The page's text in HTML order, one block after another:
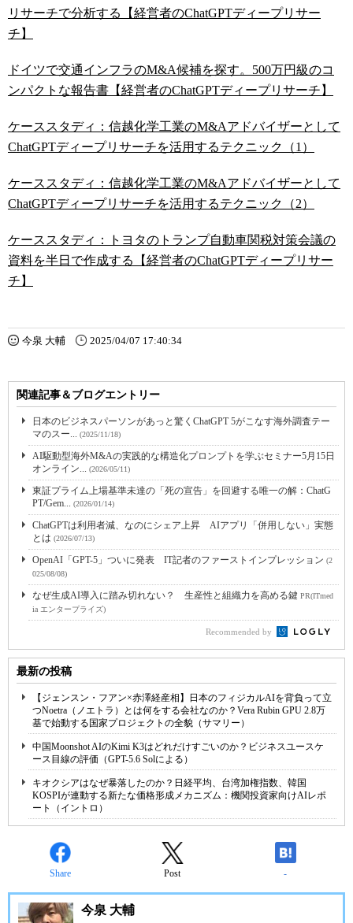
リサーチで分析する【経営者のChatGPTディープリサー
チ】
ドイツで交通インフラのM&A候補を探す。500万円級のコ
ンパクトな報告書【経営者のChatGPTディープリサーチ】
ケーススタディ：信越化学工業のM&Aアドバイザーとして
ChatGPTディープリサーチを活用するテクニック（1）
ケーススタディ：信越化学工業のM&Aアドバイザーとして
ChatGPTディープリサーチを活用するテクニック（2）
ケーススタディ：トヨタのトランプ自動車関税対策会議の
資料を半日で作成する【経営者のChatGPTディープリサー
チ】
今泉 大輔 2025/04/07 17:40:34
関連記事＆ブログエントリー
日本のビジネスパーソンがあっと驚くChatGPT 5がこなす海外調査テー
マのスー...
(2025/11/18)
AI駆動型海外M&Aの実践的な構造化プロンプトを学ぶセミナー5月15日
オンライン...
(2026/05/11)
東証プライム上場基準未達の「死の宣告」を回避する唯一の解：ChatG
PT/Gem...
(2026/01/14)
ChatGPTは利用者減、なのにシェア上昇 AIアプリ「併用しない」実態
とは (2026/07/13)
OpenAI「GPT-5」ついに発表 IT記者のファーストインプレッション (2
025/08/08)
なぜ生成AI導入に踏み切れない？ 生産性と組織力を高める鍵 PR(ITmed
ia エンタープライズ)
Recommended by
最新の投稿
【ジェンスン・フアン×赤澤経産相】日本のフィジカルAIを背負って立
つNoetra（ノエトラ）とは何をする会社なのか？Vera Rubin GPU 2.8万
基で始動する国家プロジェクトの全貌（サマリー）
中国Moonshot AIのKimi K3はどれだけすごいのか？ビジネスユースケ
ース目線の評価（GPT-5.6 Solによる）
キオクシアはなぜ暴落したのか？日経平均、台湾加権指数、韓国
KOSPIが連動する新たな価格形成メカニズム：機関投資家向けAIレポ
ート（イントロ）
Share Post -
今泉 大輔